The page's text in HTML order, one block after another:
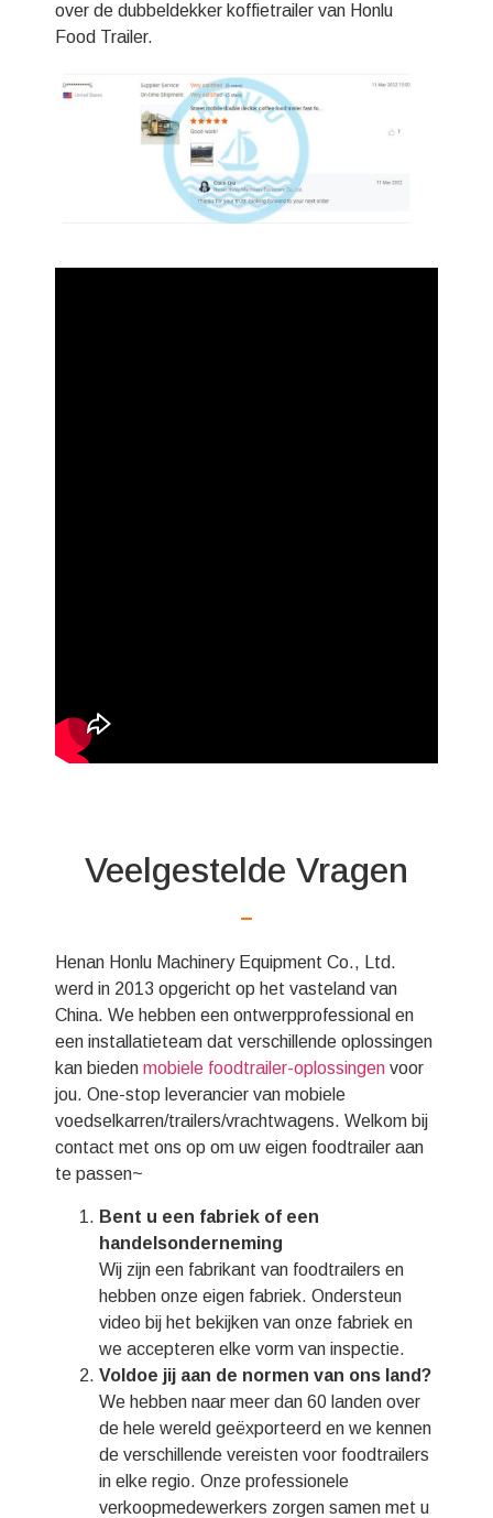
over de dubbeldekker koffietrailer van Honlu
Food Trailer.
Veelgestelde Vragen
Henan Honlu Machinery Equipment Co., Ltd.
werd in 2013 opgericht op het vasteland van
China. We hebben een ontwerpprofessional en
een installatieteam dat verschillende oplossingen
kan bieden mobiele foodtrailer-oplossingen voor
jou. One-stop leverancier van mobiele
voedselkarren/trailers/vrachtwagens. Welkom bij
contact met ons op om uw eigen foodtrailer aan
te passen~
Bent u een fabriek of een
handelsonderneming
Wij zijn een fabrikant van foodtrailers en
hebben onze eigen fabriek. Ondersteun
video bij het bekijken van onze fabriek en
we accepteren elke vorm van inspectie.
Voldoe jij aan de normen van ons land?
We hebben naar meer dan 60 landen over
de hele wereld geëxporteerd en we kennen
de verschillende vereisten voor foodtrailers
in elke regio. Onze professionele
verkoopmedewerkers zorgen samen met u